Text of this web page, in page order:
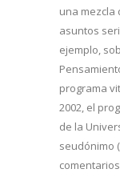
una mezcla
asuntos
ejemplo,
programa
2002, el
de la
seudónimo